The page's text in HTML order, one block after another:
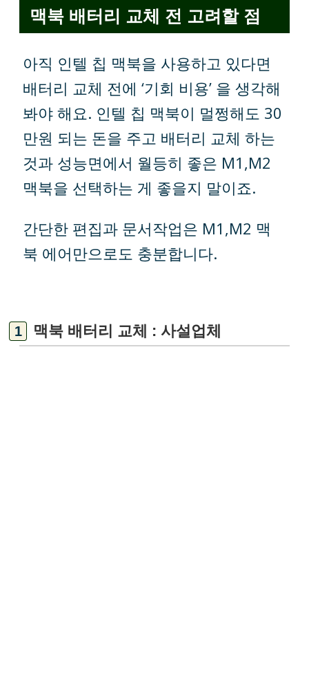
맥북 배터리 교체 전 고려할 점
아직 인텔 칩 맥북을 사용하고 있다면
배터리 교체 전에 ‘기회 비용’ 을 생각해
봐야 해요. 인텔 칩 맥북이 멀쩡해도 30
만원 되는 돈을 주고 배터리 교체 하는
것과 성능면에서 월등히 좋은 M1,M2
맥북을 선택하는 게 좋을지 말이죠.
간단한 편집과 문서작업은 M1,M2 맥
북 에어만으로도 충분합니다.
맥북 배터리 교체 : 사설업체